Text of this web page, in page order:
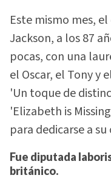
Este mismo mes,
Jackson, a los 87
pocas, con una
el Oscar, el Tony y
'Un toque de
'Elizabeth is
para dedicarse a
Fue diputada
británico.